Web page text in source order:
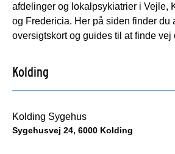
afdelinger og lokalpsykiatrier i Vejle,
og Fredericia. Her på siden finder du
oversigtskort og guides til at finde vej
Kolding
Kolding Sygehus
Sygehusvej 24, 6000 Kolding